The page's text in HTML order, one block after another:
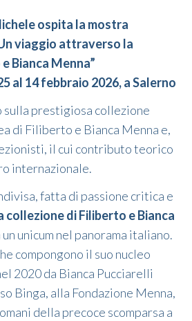
ospita la mostra
viaggio attraverso la
Bianca Menna”
al 14 febbraio 2026, a Salerno
sulla prestigiosa collezione
di Filiberto e Bianca Menna e,
il cui contributo teorico
internazionale.
fatta di passione critica e
collezione di Filiberto e Bianca
unicum nel panorama italiano.
compongono il suo nucleo
2020 da Bianca Pucciarelli
Binga, alla Fondazione Menna,
della precoce scomparsa a